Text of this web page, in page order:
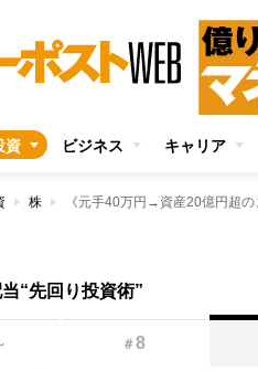
資 ビジネス キャリア
株
“先回り投資術”
＃8